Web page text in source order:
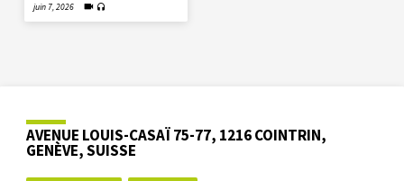
juin 7, 2026
AVENUE LOUIS-CASAÏ 75-77, 1216 COINTRIN,
GENÈVE, SUISSE